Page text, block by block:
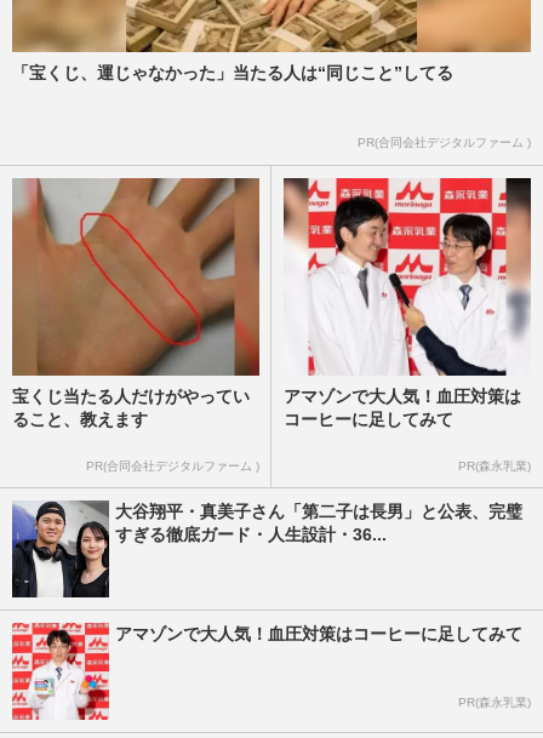
「宝くじ、運じゃなかった」当たる人は“同じこと”してる
PR(合同会社デジタルファーム )
宝くじ当たる人だけがやってい
ること、教えます
PR(合同会社デジタルファーム )
アマゾンで大人気！血圧対策は
コーヒーに足してみて
PR(森永乳業)
大谷翔平・真美子さん「第二子は長男」と公表、完璧
すぎる徹底ガード・人生設計・36...
アマゾンで大人気！血圧対策はコーヒーに足してみて
PR(森永乳業)